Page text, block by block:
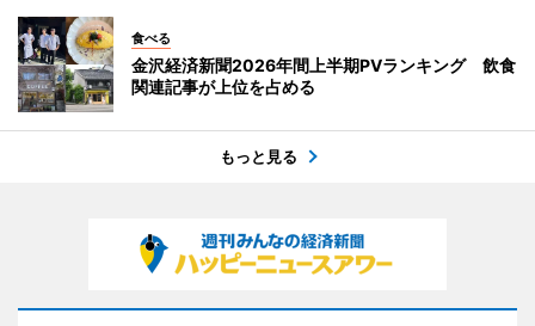
食べる
金沢経済新聞2026年間上半期PVランキング 飲食
関連記事が上位を占める
もっと見る